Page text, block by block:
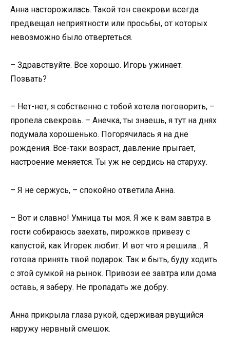
Анна насторожилась. Такой тон свекрови всегда
предвещал неприятности или просьбы, от которых
невозможно было отвертеться.
– Здравствуйте. Все хорошо. Игорь ужинает.
Позвать?
– Нет-нет, я собственно с тобой хотела поговорить, –
пропела свекровь. – Анечка, ты знаешь, я тут на днях
подумала хорошенько. Погорячилась я на дне
рождения. Все-таки возраст, давление прыгает,
настроение меняется. Ты уж не сердись на старуху.
– Я не сержусь, – спокойно ответила Анна.
– Вот и славно! Умница ты моя. Я же к вам завтра в
гости собираюсь заехать, пирожков привезу с
капустой, как Игорек любит. И вот что я решила… Я
готова принять твой подарок. Так и быть, буду ходить
с этой сумкой на рынок. Привози ее завтра или дома
оставь, я заберу. Не пропадать же добру.
Анна прикрыла глаза рукой, сдерживая рвущийся
наружу нервный смешок.